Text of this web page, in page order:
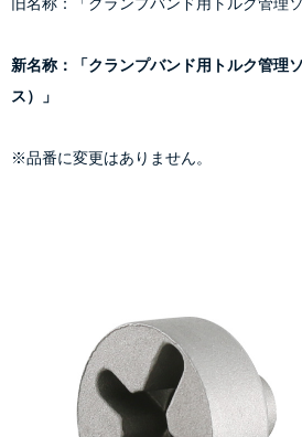
新名称：「クランプバンド用トルク管理
ス）」
※品番に変更はありません。